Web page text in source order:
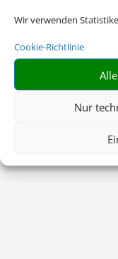
Wir verwenden
Cookie-Richtlinie
Nur